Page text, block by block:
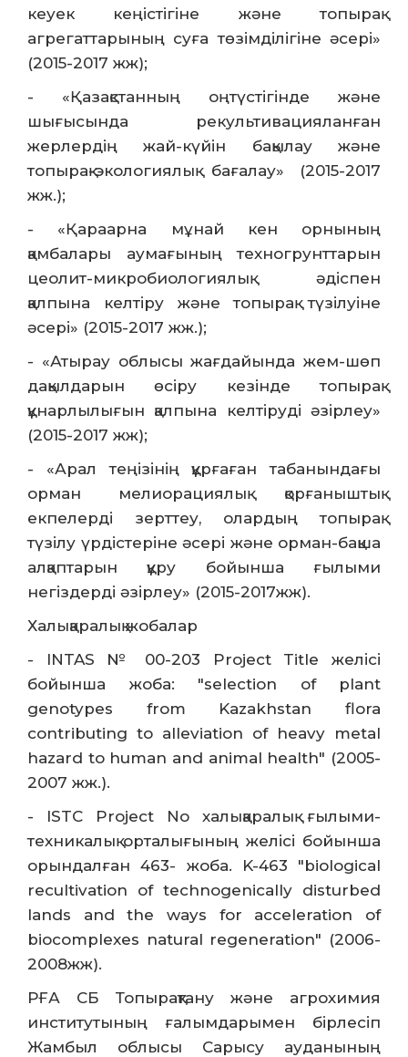
кеуек кеңістігіне және топырақ
агрегаттарының суға төзімділігіне әсері»
(2015-2017 жж);
- «Қазақстанның оңтүстігінде және
шығысында рекультивацияланған
жерлердің жай-күйін бақылау және
топырақ-экологиялық бағалау» (2015-2017
жж.);
- «Қараарна мұнай кен орнының
қамбалары аумағының техногрунттарын
цеолит-микробиологиялық әдіспен
қалпына келтіру және топырақ түзілуіне
әсері» (2015-2017 жж.);
- «Атырау облысы жағдайында жем-шөп
дақылдарын өсіру кезінде топырақ
құнарлылығын қалпына келтіруді әзірлеу»
(2015-2017 жж);
- «Арал теңізінің құрғаған табанындағы
орман мелиорациялық қорғаныштық
екпелерді зерттеу, олардың топырақ
түзілу үрдістеріне әсері және орман-бақша
алқаптарын құру бойынша ғылыми
негіздерді әзірлеу» (2015-2017жж).
Халықаралық жобалар
- INTAS № 00-203 Project Title желісі
бойынша жоба: "selection of plant
genotypes from Kazakhstan flora
contributing to alleviation of heavy metal
hazard to human and animal health" (2005-
2007 жж.).
- ISTC Project No халықаралық ғылыми-
техникалық орталығының желісі бойынша
орындалған 463- жоба. K-463 "biological
recultivation of technogenically disturbed
lands and the ways for acceleration of
biocomplexes natural regeneration" (2006-
2008жж).
РҒА СБ Топырақтану және агрохимия
институтының ғалымдарымен бірлесіп
Жамбыл облысы Сарысу ауданының